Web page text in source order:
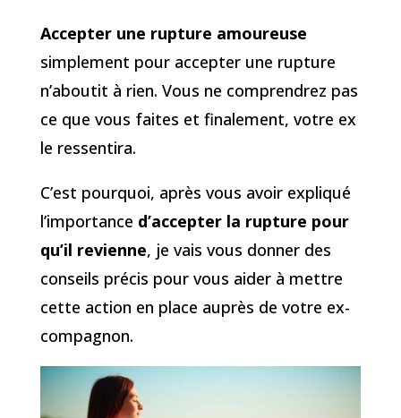
Accepter une rupture amoureuse
simplement pour accepter une rupture
n’aboutit à rien. Vous ne comprendrez pas
ce que vous faites et finalement, votre ex
le ressentira.
C’est pourquoi, après vous avoir expliqué
l’importance d’accepter la rupture pour
qu’il revienne, je vais vous donner des
conseils précis pour vous aider à mettre
cette action en place auprès de votre ex-
compagnon.